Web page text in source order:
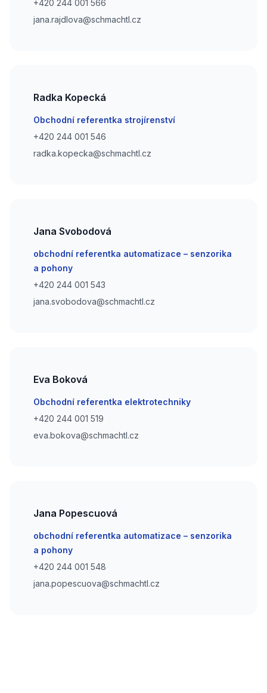
Phone number
+420 244 001 566
Phone number
jana.rajdlova@schmachtl.cz
Radka Kopecká
Email
Obchodní referentka strojírenství
Phone number
+420 244 001 546
Phone number
radka.kopecka@schmachtl.cz
Jana Svobodová
Email
obchodní referentka automatizace – senzorika
a pohony
Phone number
+420 244 001 543
Phone number
jana.svobodova@schmachtl.cz
Eva Boková
Email
Obchodní referentka elektrotechniky
Phone number
+420 244 001 519
Phone number
eva.bokova@schmachtl.cz
Jana Popescuová
Email
obchodní referentka automatizace – senzorika
a pohony
Phone number
+420 244 001 548
Phone number
jana.popescuova@schmachtl.cz